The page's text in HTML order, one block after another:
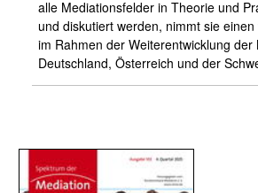
alle Mediationsfelder in Theorie und
und diskutiert werden, nimmt sie
im Rahmen der Weiterentwicklung der
Deutschland, Österreich und der